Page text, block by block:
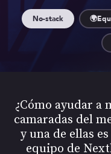
No-stack
¿Cómo ayudar a
camaradas del
y una de ellas
equipo de